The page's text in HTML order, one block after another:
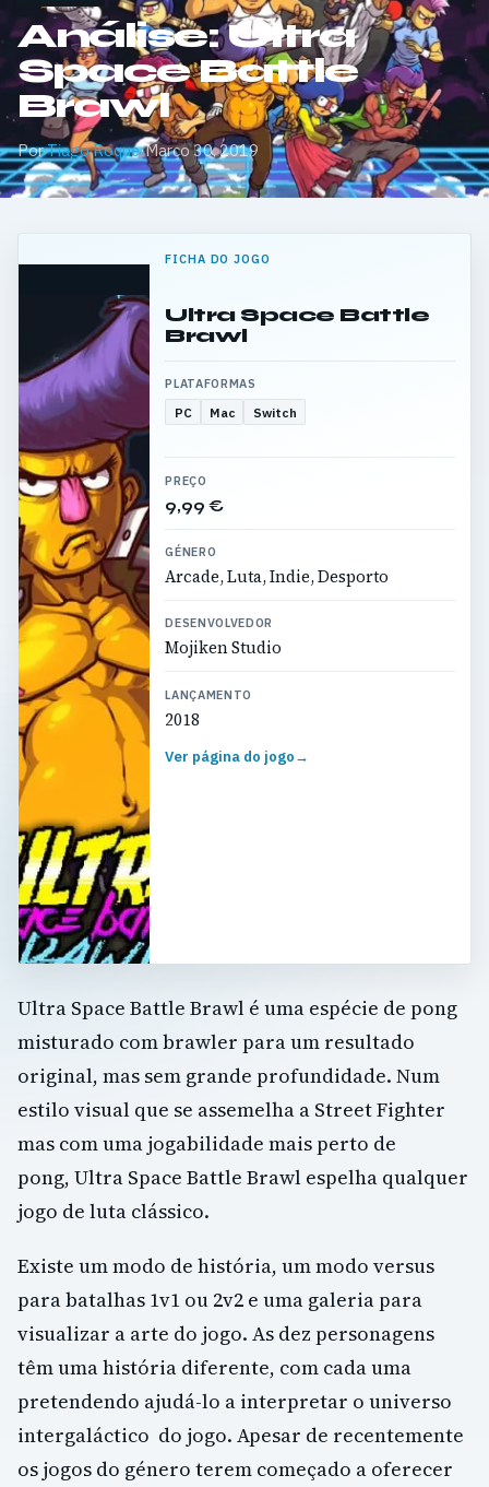
Análise: Ultra
Space Battle
Brawl
PorTiago Roque·Março 30, 2019
FICHA DO JOGO
Ultra Space Battle
Brawl
PLATAFORMAS
PC Mac Switch
PREÇO
9,99 €
GÉNERO
Arcade, Luta, Indie, Desporto
DESENVOLVEDOR
Mojiken Studio
LANÇAMENTO
2018
Ver página do jogo→
Ultra Space Battle Brawl é uma espécie de pong
misturado com brawler para um resultado
original, mas sem grande profundidade. Num
estilo visual que se assemelha a Street Fighter
mas com uma jogabilidade mais perto de
pong, Ultra Space Battle Brawl espelha qualquer
jogo de luta clássico.
Existe um modo de história, um modo versus
para batalhas 1v1 ou 2v2 e uma galeria para
visualizar a arte do jogo. As dez personagens
têm uma história diferente, com cada uma
pretendendo ajudá-lo a interpretar o universo
intergaláctico do jogo. Apesar de recentemente
os jogos do género terem começado a oferecer